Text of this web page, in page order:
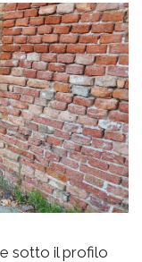
sotto il profilo